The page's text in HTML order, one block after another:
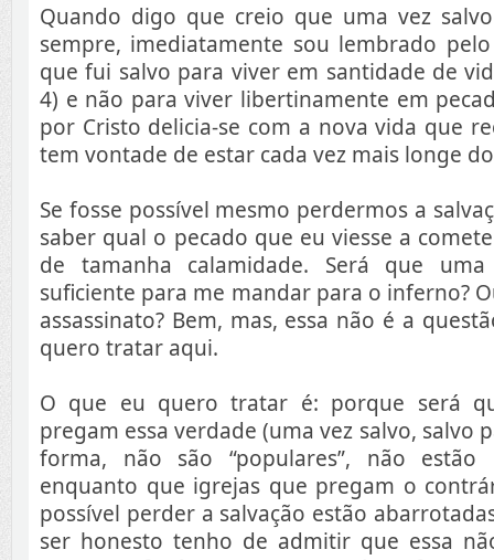
Quando digo que creio que uma vez
sempre, imediatamente sou lembrado
que fui salvo para viver em santidade de
4) e não para viver libertinamente em
por Cristo delicia-se com a nova vida que
tem vontade de estar cada vez mais longe
Se fosse possível mesmo perdermos a
saber qual o pecado que eu viesse a
de tamanha calamidade. Será que
suficiente para me mandar para o inferno?
assassinato? Bem, mas, essa não é a
quero tratar aqui.
O que eu quero tratar é: porque será
pregam essa verdade (uma vez salvo, salvo
forma, não são “populares”, não estão
enquanto que igrejas que pregam o
possível perder a salvação estão
ser honesto tenho de admitir que essa